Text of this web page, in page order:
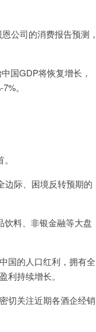
公司的消费报告预测，
国GDP将恢复增长，
。
边际、困境反转预期的
饮料、非银金融等大盘
国的人口红利，拥有全
持续增长。
切关注近期各酒企经销